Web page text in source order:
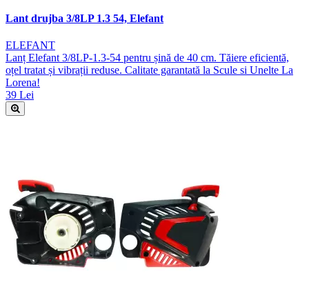
Lant drujba 3/8LP 1.3 54, Elefant
ELEFANT
Lanț Elefant 3/8LP-1.3-54 pentru șină de 40 cm. Tăiere eficientă,
oțel tratat și vibrații reduse. Calitate garantată la Scule si Unelte La
Lorena!
39 Lei